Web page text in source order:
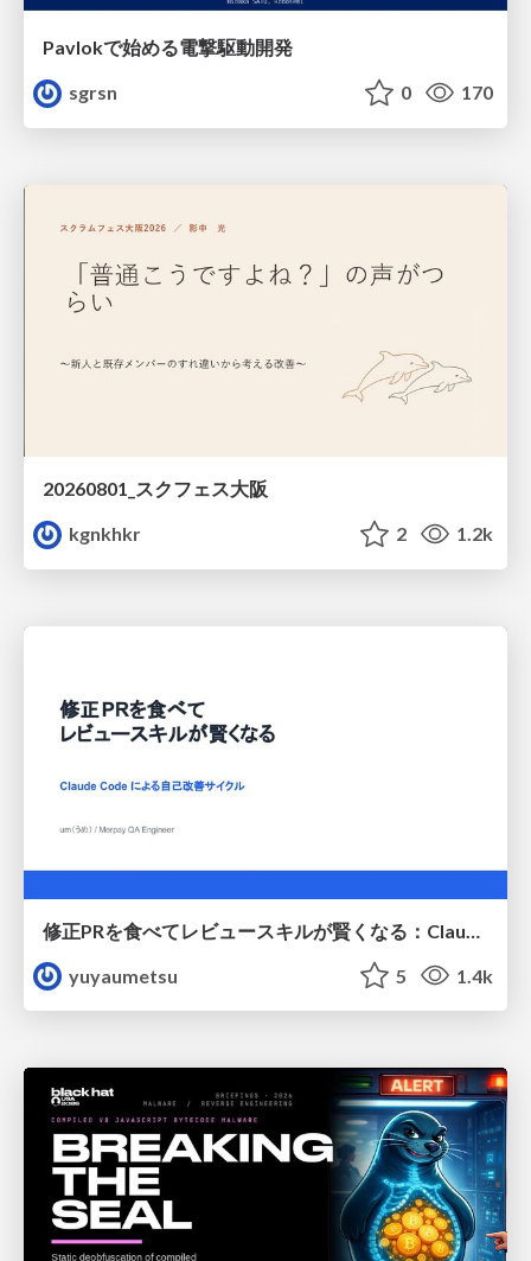
Pavlokで始める電撃駆動開発
sgrsn
0 170
20260801_スクフェス大阪
kgnkhkr
2 1.2k
yuyaumetsu
5 1.4k